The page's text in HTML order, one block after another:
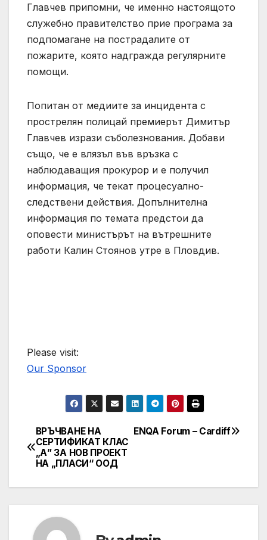
Главчев припомни, че именно настоящото
служебно правителство прие програма за
подпомагане на пострадалите от
пожарите, която надгражда регулярните
помощи.
Попитан от медиите за инцидента с
прострелян полицай премиерът Димитър
Главчев изрази съболезнования. Добави
също, че е влязъл във връзка с
наблюдаващия прокурор и е получил
информация, че текат процесуално-
следствени действия. Допълнителна
информация по темата предстои да
оповести министърът на вътрешните
работи Калин Стоянов утре в Пловдив.
Please visit:
Our Sponsor
Post
navigation
ENQA Forum – Cardiff
ВРЪЧВАНЕ НА
СЕРТИФИКАТ КЛАС
„А” ЗА НОВ ПРОЕКТ
НА „ПЛАСИ“ ООД